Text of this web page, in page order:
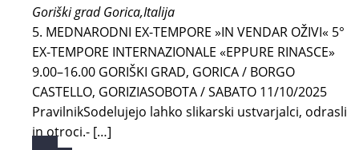
Goriški gradGorica,Italija
5. MEDNARODNI EX-TEMPORE »IN VENDAR OŽIVI« 5°
EX-TEMPORE INTERNAZIONALE «EPPURE RINASCE»
9.00–16.00 GORIŠKI GRAD, GORICA / BORGO
CASTELLO, GORIZIASOBOTA / SABATO 11/10/2025
PravilnikSodelujejo lahko slikarski ustvarjalci, odrasli
in otroci.- […]